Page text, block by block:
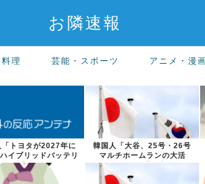
お隣速報
理 芸能・スポーツ アニメ・漫
「トヨタが2027年に
イブリッドバッテリ
ーを導入へ...
韓国人「大谷、25号・26号
マルチホームランの大活
躍！」→「日本...